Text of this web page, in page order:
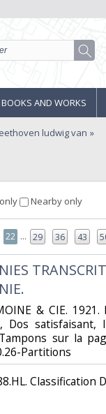
BOOKS AND WORKS
ludwig van
Nearby only
22 ... 29 36 43
& CIE.
Dos
sur la
Partitions‎
Classification